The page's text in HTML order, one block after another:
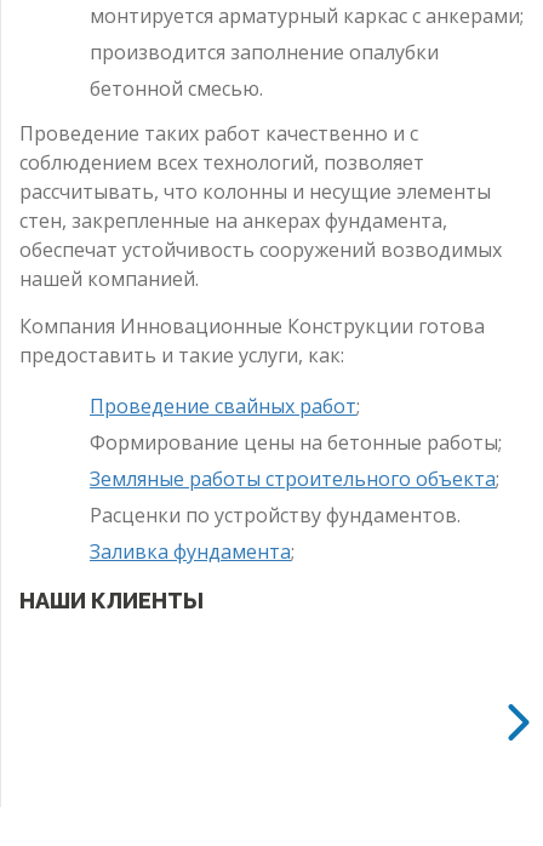
монтируется арматурный каркас с анкерами;
производится заполнение опалубки
бетонной смесью.
Проведение таких работ качественно и с
соблюдением всех технологий, позволяет
рассчитывать, что колонны и несущие элементы
стен, закрепленные на анкерах фундамента,
обеспечат устойчивость сооружений возводимых
нашей компанией.
Компания Инновационные Конструкции готова
предоставить и такие услуги, как:
Проведение свайных работ;
Формирование цены на бетонные работы;
Земляные работы строительного объекта;
Расценки по устройству фундаментов.
Заливка фундамента;
НАШИ КЛИЕНТЫ